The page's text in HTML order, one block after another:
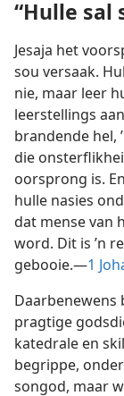
“Hulle sal
Jesaja het
sou versaak.
nie, maar leer
leerstellings
brandende hel,
die
oorsprong is.
hulle nasies
dat mense van
word. Dit is ’n
gebooie.—1
Daarbenewens
pragtige
katedrale en
begrippe,
songod, maar